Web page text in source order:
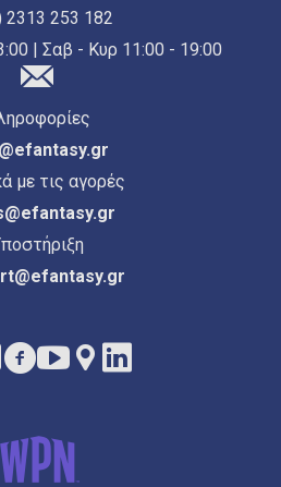
2313 253 182
| Σαβ - Κυρ 11:00 - 19:00
με τις αγορές